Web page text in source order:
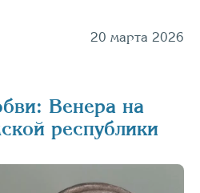
20 марта 2026
Венера на
республики